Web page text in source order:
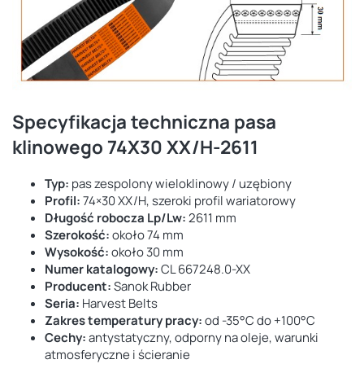
Specyfikacja techniczna pasa
klinowego 74X30 XX/H-2611
Typ: pas zespolony wieloklinowy / uzębiony
Profil:74×30 XX/H, szeroki profil wariatorowy
Długość robocza Lp/Lw:2611 mm
Szerokość:około 74 mm
Wysokość:około 30 mm
Numer katalogowy:CL 667248.0-XX
Producent:Sanok Rubber
Seria: Harvest Belts
Zakres temperatury pracy:od -35°C do +100°C
Cechy:antystatyczny, odporny na oleje, warunki
atmosferyczne i ścieranie